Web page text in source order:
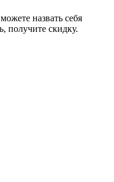
назвать себя
получите скидку.